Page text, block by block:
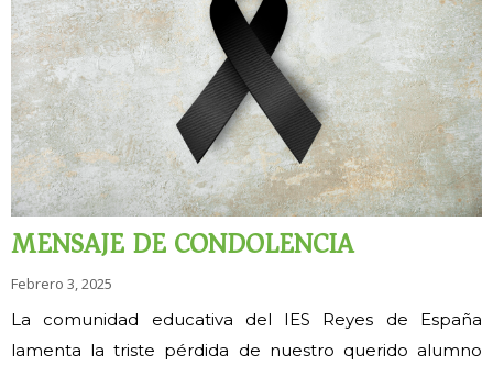
MENSAJE DE CONDOLENCIA
Febrero 3, 2025
La comunidad educativa del IES Reyes de España
lamenta la triste pérdida de nuestro querido alumno